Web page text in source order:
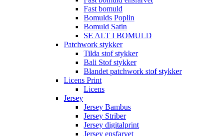
Fast bomuld
Bomulds Poplin
Bomuld Satin
SE ALT I BOMULD
Patchwork stykker
Tilda stof stykker
Bali Stof stykker
Blandet patchwork stof stykker
Licens Print
Licens
Jersey
Jersey Bambus
Jersey Striber
Jersey digitalprint
Jersey ensfarvet